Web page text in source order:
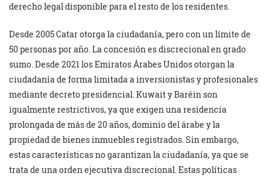
derecho legal disponible para el resto de los residentes.
Desde 2005 Catar otorga la ciudadanía, pero con un límite de
50 personas por año. La concesión es discrecional en grado
sumo. Desde 2021 los Emiratos Árabes Unidos otorgan la
ciudadanía de forma limitada a inversionistas y profesionales
mediante decreto presidencial. Kuwait y Baréin son
igualmente restrictivos, ya que exigen una residencia
prolongada de más de 20 años, dominio del árabe y la
propiedad de bienes inmuebles registrados. Sin embargo,
estas características no garantizan la ciudadanía, ya que se
trata de una orden ejecutiva discrecional. Estas políticas